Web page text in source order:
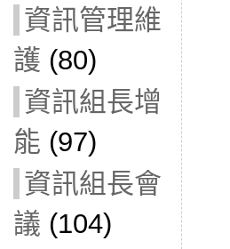
資訊管理維
護 (80)
資訊組長增
能 (97)
資訊組長會
議 (104)